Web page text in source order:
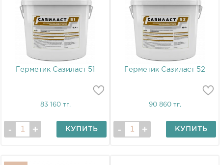
Герметик Сазиласт 51
83 160 тг.
КУПИТЬ
Герметик Сазиласт 52
90 860 тг.
КУПИТЬ